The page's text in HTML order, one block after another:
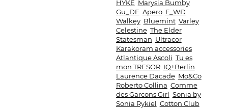
HYKE Marysia Bumby
Gu_DE Apero F_WD
Walkey Bluemint Varley
Celestine The Elder
Statesman Ultracor
Karakoram accessories
Atlantique Ascoli Tu es
mon TRESOR IQ+Berlin
Laurence Dacade Mo&Co
Roberto Collina Comme
des Garcons Girl Sonia by
Sonia Rykiel Cotton Club